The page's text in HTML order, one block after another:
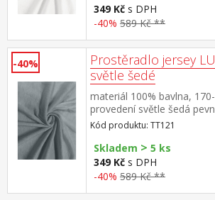
349 Kč s DPH
-40% 589 Kč **
-40%
Prostěradlo jersey
světle šedé
materiál 100% bavlna,
provedení světle šedá
stálobarevné, obšito
výšky 25 cm pratelné do 40
Kód produktu: TT121
Skladem > 5 ks
349 Kč s DPH
-40% 589 Kč **